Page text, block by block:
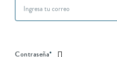
Contraseña*